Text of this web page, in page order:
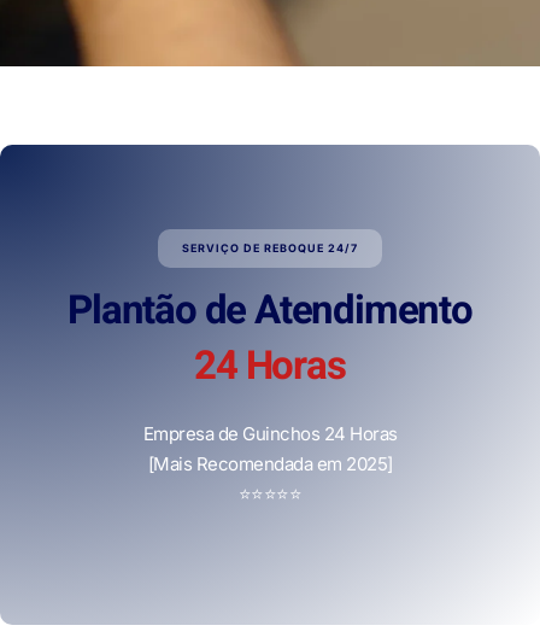
SERVIÇO DE REBOQUE 24/7
Plantão de Atendimento
24 Horas
Empresa de Guinchos 24 Horas
[Mais Recomendada em 2025]
⭐⭐⭐⭐⭐